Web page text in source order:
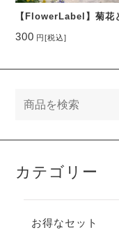
【FlowerLabel】菊花
300 円[税込]
カテゴリー
お得なセット